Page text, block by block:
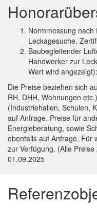
Normmessung nach
Leckagesuche,
Baubegleitender
Handwerker zur
Wert wird
Die Preise beziehen sich
RH, DHH, Wohnungen
(Industriehallen, Schulen,
auf Anfrage. Preise für
Energieberatung, sowie
ebenfalls auf Anfrage. Für
zur Verfügung. (Alle
01.09.2025